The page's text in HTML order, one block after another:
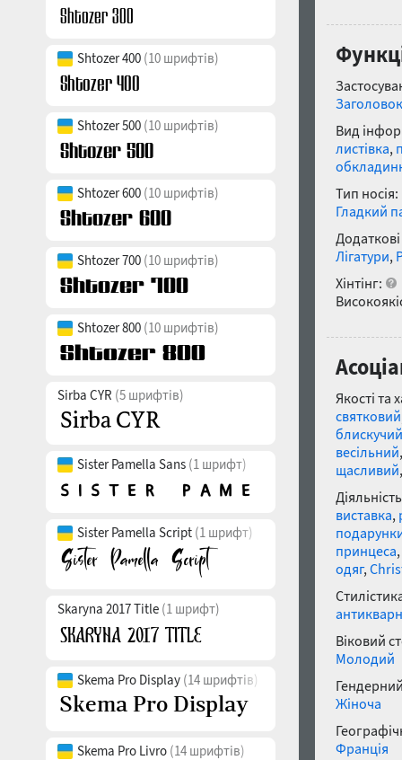
Shtozer 400 (10 шрифтів)
Shtozer 500 (10 шрифтів)
Shtozer 600 (10 шрифтів)
Shtozer 700 (10 шрифтів)
Shtozer 800 (10 шрифтів)
Sirba CYR (5 шрифтів)
Sister Pamella Sans (1 шрифт)
Sister Pamella Script (1 шрифт)
Skaryna 2017 Title (1 шрифт)
Skema Pro Display (14 шрифтів)
Skema Pro Livro (14 шрифтів)
Заголовок
Вид
листівка,
Тип носія:
Гладкий
Лігатури,
Хінтінг:
Якості та
святковий
блискучий
весільний
щасливий
виставка,
принцеса,
одяг,
Віковий
Молодий
Жіноча
Франція